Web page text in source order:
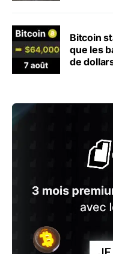
Bitcoin
que les
de